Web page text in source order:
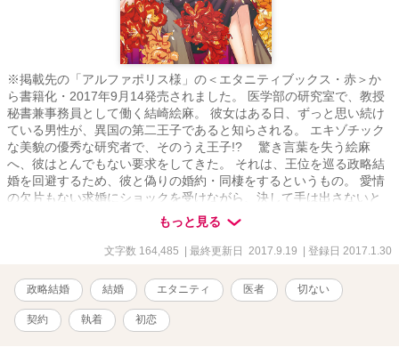
※掲載先の「アルファポリス様」の＜エタニティブックス・赤＞か
ら書籍化・2017年9月14発売されました。 医学部の研究室で、教授
秘書兼事務員として働く結崎絵麻。 彼女はある日、ずっと思い続け
ている男性が、異国の第二王子であると知らされる。 エキゾチック
な美貌の優秀な研究者で、そのうえ王子!? 驚き言葉を失う絵麻
へ、彼はとんでもない要求をしてきた。 それは、王位を巡る政略結
婚を回避するため、彼と偽りの婚約・同棲をするというもの。 愛情
の欠片もない求婚にショックを受けながら、決して手は出さないと
いう彼と暮らし始めた絵麻。 ところが、なぜか独占欲全開で情熱的
なキスや愛撫をされて、絵麻の心はどうしようもなく翻弄されてい
き……？ 叶わない恋と知りながら――それでも相手を求めてやま
り） ※2017/08/25 書籍該当部分を削除させていただきました。
もっと見る
文字数 164,485 | 最終更新日 2017.9.19 | 登録日 2017.1.30
政略結婚 結婚 エタニティ 医者 切ない
契約 執着 初恋